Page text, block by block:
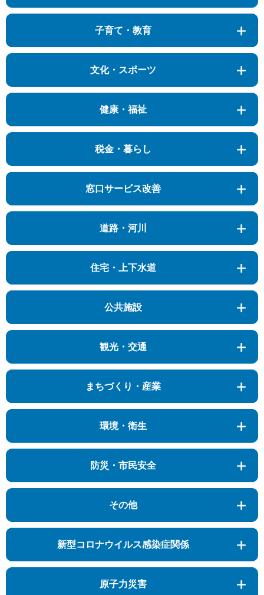
子育て・教育
文化・スポーツ
健康・福祉
税金・暮らし
窓口サービス改善
道路・河川
住宅・上下水道
公共施設
観光・交通
まちづくり・産業
環境・衛生
防災・市民安全
その他
新型コロナウイルス感染症関係
原子力災害